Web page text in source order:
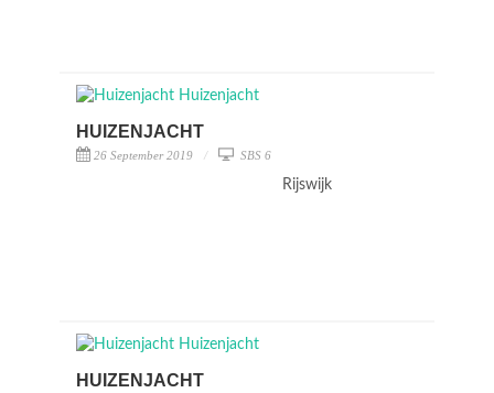
HUIZENJACHT
26 September 2019 SBS 6
Rijswijk
HUIZENJACHT